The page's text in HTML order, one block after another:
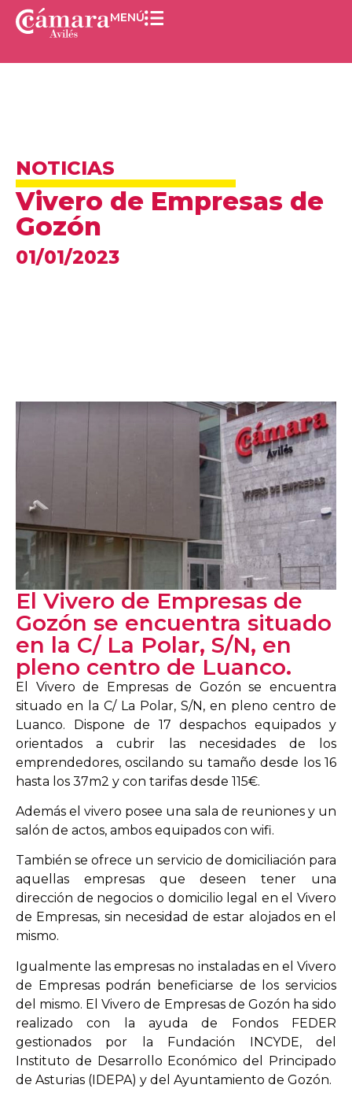
MENÚ
NOTICIAS
Vivero de Empresas de
Gozón
01/01/2023
El Vivero de Empresas de
Gozón se encuentra situado
en la C/ La Polar, S/N, en
pleno centro de Luanco.
El Vivero de Empresas de Gozón se encuentra
situado en la C/ La Polar, S/N, en pleno centro de
Luanco. Dispone de 17 despachos equipados y
orientados a cubrir las necesidades de los
emprendedores, oscilando su tamaño desde los 16
hasta los 37m2 y con tarifas desde 115€.
Además el vivero posee una sala de reuniones y un
salón de actos, ambos equipados con wifi.
También se ofrece un servicio de domiciliación para
aquellas empresas que deseen tener una
dirección de negocios o domicilio legal en el Vivero
de Empresas, sin necesidad de estar alojados en el
mismo.
Igualmente las empresas no instaladas en el Vivero
de Empresas podrán beneficiarse de los servicios
del mismo. El Vivero de Empresas de Gozón ha sido
realizado con la ayuda de Fondos FEDER
gestionados por la Fundación INCYDE, del
Instituto de Desarrollo Económico del Principado
de Asturias (IDEPA) y del Ayuntamiento de Gozón.